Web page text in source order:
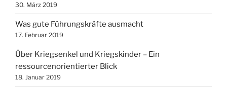
30. März 2019
Was gute Führungskräfte ausmacht
17. Februar 2019
Über Kriegsenkel und Kriegskinder – Ein
ressourcenorientierter Blick
18. Januar 2019